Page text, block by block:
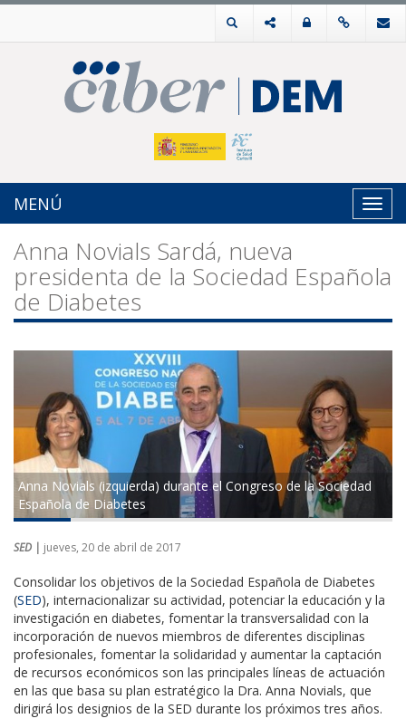
MENÚ
Anna Novials Sardá, nueva
presidenta de la Sociedad Española
de Diabetes
Anna Novials (izquierda) durante el Congreso de la Sociedad
Española de Diabetes
SED | jueves, 20 de abril de 2017
Consolidar los objetivos de la Sociedad Española de Diabetes
(SED), internacionalizar su actividad, potenciar la educación y la
investigación en diabetes, fomentar la transversalidad con la
incorporación de nuevos miembros de diferentes disciplinas
profesionales, fomentar la solidaridad y aumentar la captación
de recursos económicos son las principales líneas de actuación
en las que basa su plan estratégico la Dra. Anna Novials, que
dirigirá los designios de la SED durante los próximos tres años.